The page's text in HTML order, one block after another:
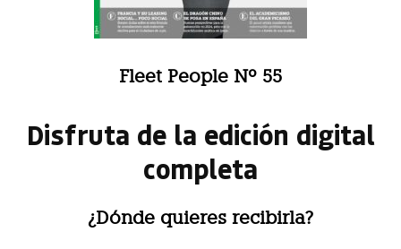
Fleet People Nº 55
Disfruta de la edición digital
completa
¿Dónde quieres recibirla?